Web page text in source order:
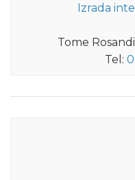
Izrada
Tome
Tel: